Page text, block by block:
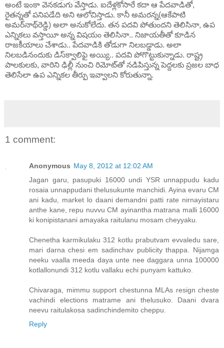
అంటే ఇంకా వెనకడుగు వేస్తాడు. ఐదేళ్లకోసారే కదా ఆ పేదవాడితో,
రైతన్నతో పనిపడేది అని ఆలోచిస్తాడు. కానీ అమరన్న(ఆకేపాటి
అమర్‌నాథ్‌రెడ్డి) అలా అనుకోలేదు. తన పదవి పోతుందని తెలిసినా, ఉప
ఎన్నికలు వస్తాయీ అన్న విషయం తెలిసినా.. నిజాయతీతో కూడిన
రాజకీయాలు చేశాడు.. పేదవాడికి తోడుగా నిలబడ్డాడు. అలా
నిలబడినందుకు డిస్‌క్వాలిఫై అయ్యి.. పదవి పోగొట్టుకున్నాడు. రాష్ట్ర
పాలకులకు, వారిని ఢిల్లీ నుంచి రిమోట్‌తో నడిపిస్తున్న పెద్దలకు ప్రజల బాధ
తెలిసేలా ఉప ఎన్నికల తీర్పు ఇవ్వాలని కోరుతున్నా.
1 comment:
Anonymous May 8, 2012 at 12:02 AM
Jagan garu, pasupuki 16000 undi YSR unnappudu kadu
rosaia unnappudani thelusukunte manchidi. Ayina evaru CM
ani kadu, market lo daani demandni patti rate nirnayistaru
anthe kane, repu nuvvu CM ayinantha matrana malli 16000
ki konipistanani amayaka raitulanu mosam cheyyaku.
Chenetha karmikulaku 312 kotlu prabutvam evvaledu sare,
mari darna chesi em sadinchav publicity thappa. Nijamga
neeku vaalla meeda daya unte nee daggara unna 100000
kotlallonundi 312 kotlu vallaku echi punyam kattuko.
Chivaraga, mimmu support chestunna MLAs resign cheste
vachindi elections matrame ani thelusuko. Daani dvara
neevu raitulakosa sadinchindemito cheppu.
Reply